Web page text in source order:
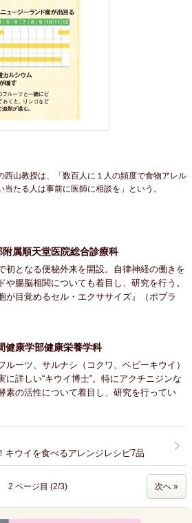
西山教授は、「数百人に１人の頻度で食物アレル
たる人は事前に医師に相談を」という。
属順天堂医院総合診療科
初となる便秘外来を開設。自律神経の働きを
や腸脳相関についても着目し、研究を行う。
が目覚めるセル・エクササイズ』（ポプラ
健康学部健康栄養学科
ルーツ、サルナシ（コクワ、ベビーキウイ）
に詳しい“キウイ博士”。特にアクチニジンな
素の活性について着目し、研究を行ってい
キウイを食べるアレンジレシピ7品
2 ページ目 (2/3) 次へ »